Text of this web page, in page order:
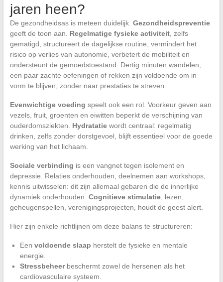
jaren heen?
De gezondheidsas is meteen duidelijk. Gezondheidspreventie
geeft de toon aan. Regelmatige fysieke activiteit, zelfs
gematigd, structureert de dagelijkse routine, vermindert het
risico op verlies van autonomie, verbetert de mobiliteit en
ondersteunt de gemoedstoestand. Dertig minuten wandelen,
een paar zachte oefeningen of rekken zijn voldoende om in
vorm te blijven, zonder naar prestaties te streven.
Evenwichtige voeding speelt ook een rol. Voorkeur geven aan
vezels, fruit, groenten en eiwitten beperkt de verschijning van
ouderdomsziekten. Hydratatiewordt centraal: regelmatig
drinken, zelfs zonder dorstgevoel, blijft essentieel voor de goede
werking van het lichaam.
Sociale verbinding is een vangnet tegen isolement en
depressie. Relaties onderhouden, deelnemen aan workshops,
kennis uitwisselen: dit zijn allemaal gebaren die de innerlijke
dynamiek onderhouden. Cognitieve stimulatie, lezen,
geheugenspellen, verenigingsprojecten, houdt de geest alert.
Hier zijn enkele richtlijnen om deze balans te structureren:
Een voldoende slaap herstelt de fysieke en mentale
energie.
Stressbeheerbeschermt zowel de hersenen als het
cardiovasculaire systeem.